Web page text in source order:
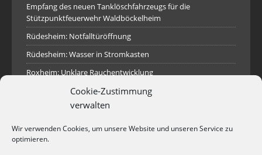
Cookie-Zustimmung
verwalten
Wir verwenden Cookies, um unsere Website und unseren Service zu
optimieren.
Empfang des neuen Tanklöschfahrzeugs für die
Stützpunktfeuerwehr Waldböckelheim
Rüdesheim: Notfalltüröffnung
Rüdesheim: Wasser in Stromkasten
Roxheim: Unklare Rauchentwicklung
Sprendlingen: Überörtliche Hilfe bei Industriebrand in
Sprendlingen
Rüdesheim: Aufgerissener Dieseltank